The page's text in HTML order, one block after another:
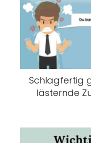
Schlagfertig
lästernde